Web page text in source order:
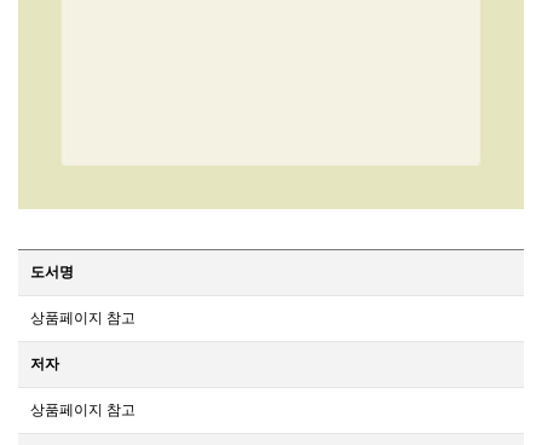
도서명
상품페이지 참고
저자
상품페이지 참고